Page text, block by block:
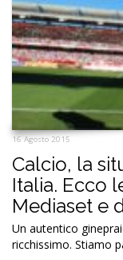
16 Agosto 2015
Calcio, la
Italia. Ecco
Mediaset e
Un autentico
ricchissimo. Stiamo